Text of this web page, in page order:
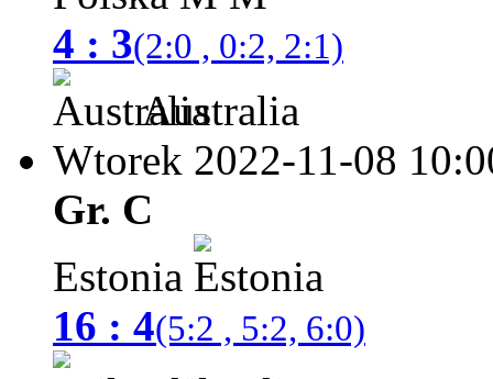
4 : 3(2:0 , 0:2, 2:1)
Australia
Wtorek 2022-11-08
Gr. C
Estonia
16 : 4(5:2 , 5:2, 6:0)